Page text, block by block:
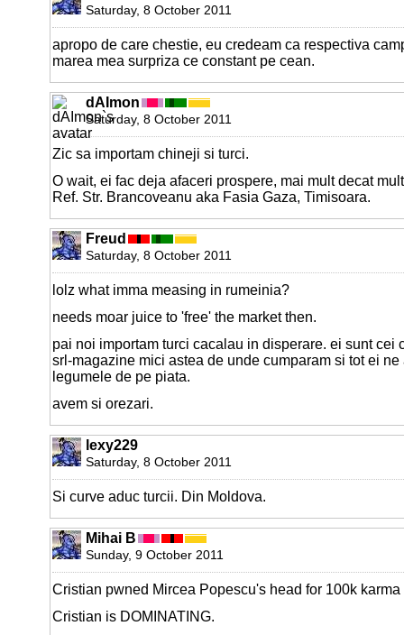
Saturday, 8 October 2011
apropo de care chestie, eu credeam ca respectiva
marea mea surpriza ce constant pe cean.
dAImon
Saturday, 8 October 2011
Zic sa importam chineji si turci.
O wait, ei fac deja afaceri prospere, mai mult decat
Ref. Str. Brancoveanu aka Fasia Gaza, Timisoara.
Freud
Saturday, 8 October 2011
lolz what imma measing in rumeinia?
needs moar juice to 'free' the market then.
pai noi importam turci cacalau in disperare. ei sunt cei
srl-magazine mici astea de unde cumparam si tot ei ne
legumele de pe piata.
avem si orezari.
lexy229
Saturday, 8 October 2011
Si curve aduc turcii. Din Moldova.
Mihai B
Sunday, 9 October 2011
Cristian pwned Mircea Popescu's head for 100k karma
Cristian is DOMINATING.